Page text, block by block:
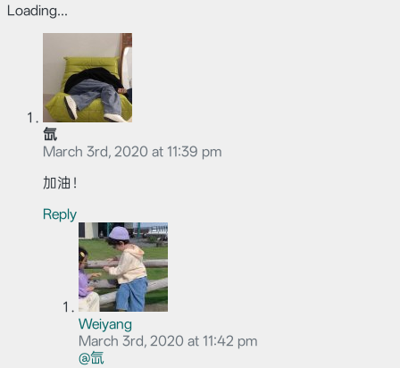
Loading...
氙
March 3rd, 2020 at 11:39 pm
加油！
Reply
Weiyang
March 3rd, 2020 at 11:42 pm
@氙